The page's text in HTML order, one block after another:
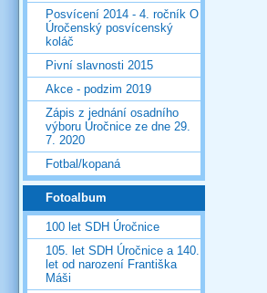
Posvícení 2014 - 4. ročník O
Úročenský posvícenský
koláč
Pivní slavnosti 2015
Akce - podzim 2019
Zápis z jednání osadního
výboru Úročnice ze dne 29.
7. 2020
Fotbal/kopaná
Fotoalbum
100 let SDH Úročnice
105. let SDH Úročnice a 140.
let od narození Františka
Máši